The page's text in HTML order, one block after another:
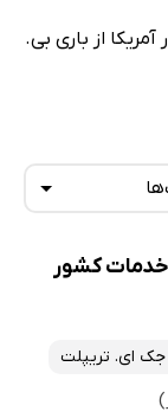
از باری بی.
کشور
جک ای. تریپلت